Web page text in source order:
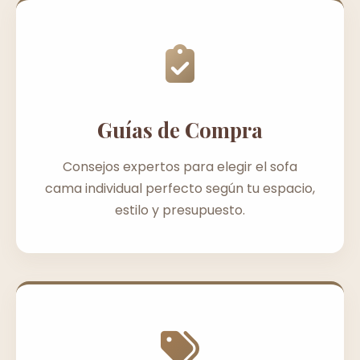
Guías de Compra
Consejos expertos para elegir el sofa
cama individual perfecto según tu espacio,
estilo y presupuesto.